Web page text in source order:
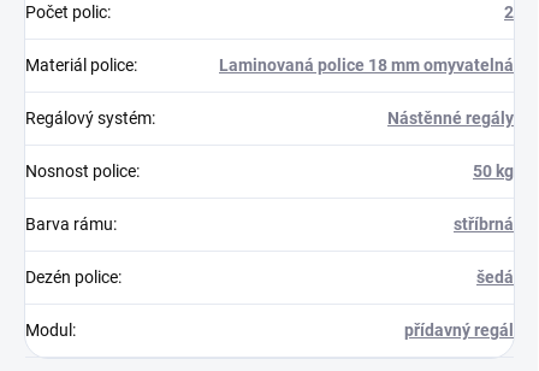
Počet polic: 2
Materiál police: Laminovaná police 18 mm omyvatelná
Regálový systém: Nástěnné regály
Nosnost police: 50 kg
Barva rámu: stříbrná
Dezén police: šedá
Modul : přídavný regál